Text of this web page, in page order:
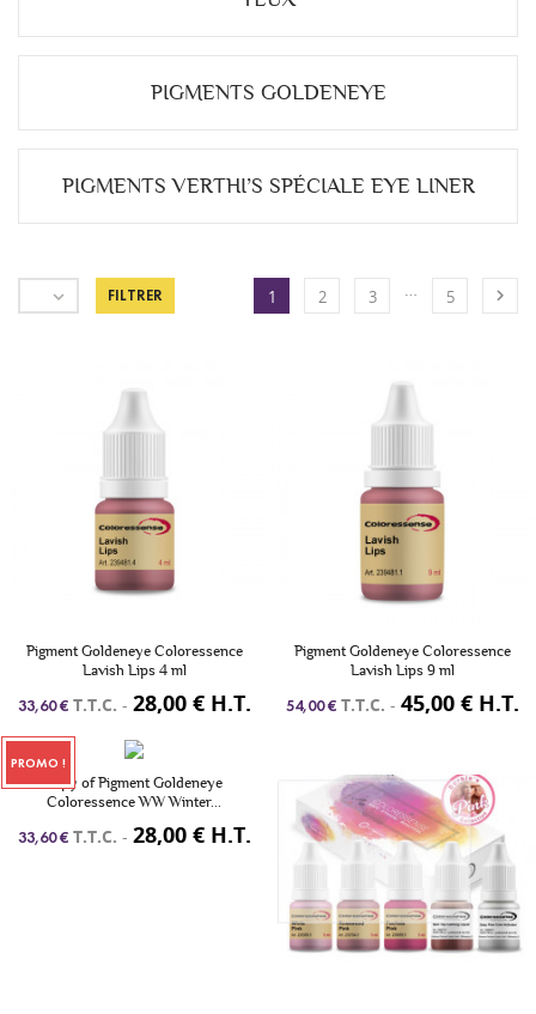
PIGMENTS GOLDENEYE
PIGMENTS VERTHI’S SPÉCIALE EYE LINER
 FILTRER 1 2 3 5 
Pigment Goldeneye Coloressence
Lavish Lips 4 ml
33,60 € T.T.C. - 28,00 € H.T.
Pigment Goldeneye Coloressence
Lavish Lips 9 ml
54,00 € T.T.C. - 45,00 € H.T.
PROMO !
copy of Pigment Goldeneye
Coloressence WW Winter...
33,60 € T.T.C. - 28,00 € H.T.